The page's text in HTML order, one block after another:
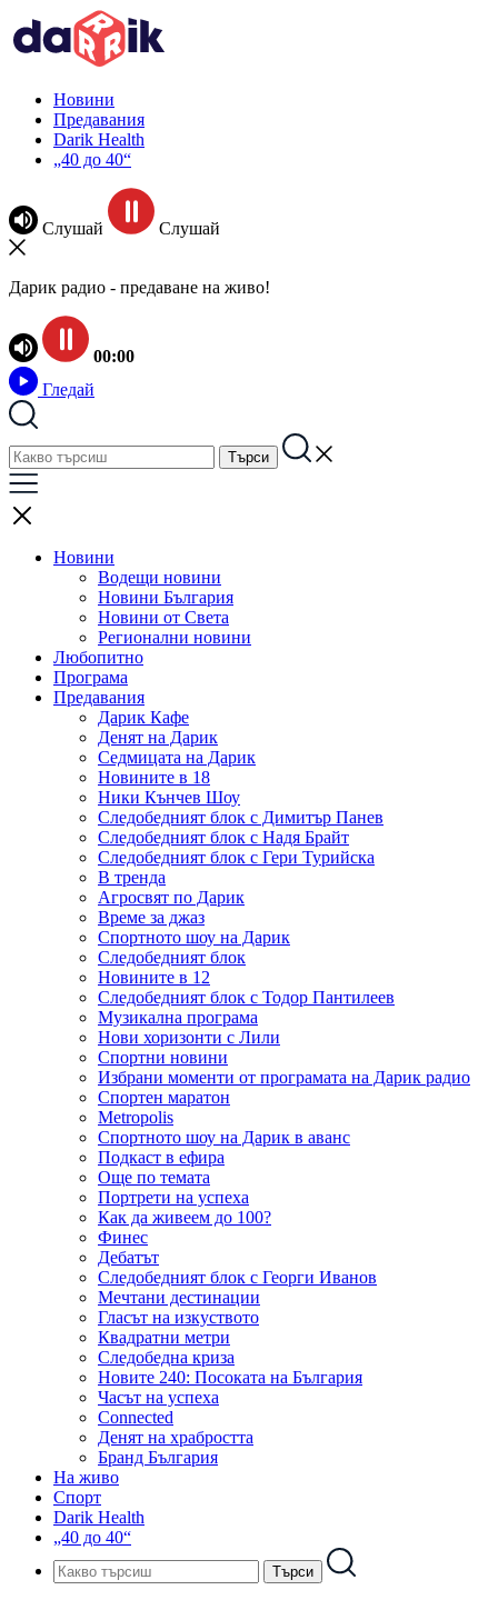
Новини
Предавания
Darik Health
„40 до 40“
Слушай Слушай
Дарик радио - предаване на живо!
00:00
Гледай
Новини
Водещи новини
Новини България
Новини от Света
Регионални новини
Любопитно
Програма
Предавания
Дарик Кафе
Денят на Дарик
Седмицата на Дарик
Новините в 18
Ники Кънчев Шоу
Следобедният блок с Димитър Панев
Следобедният блок с Надя Брайт
Следобедният блок с Гери Турийска
В тренда
Агросвят по Дарик
Време за джаз
Спортното шоу на Дарик
Следобедният блок
Новините в 12
Следобедният блок с Тодор Пантилеев
Музикална програма
Нови хоризонти с Лили
Спортни новини
Избрани моменти от програмата на Дарик радио
Спортен маратон
Metropolis
Спортното шоу на Дарик в аванс
Подкаст в ефира
Още по темата
Портрети на успеха
Как да живеем до 100?
Финес
Дебатът
Следобедният блок с Георги Иванов
Мечтани дестинации
Гласът на изкуството
Квадратни метри
Следобедна криза
Новите 240: Посоката на България
Часът на успеха
Connected
Денят на храбростта
Бранд България
На живо
Спорт
Darik Health
„40 до 40“